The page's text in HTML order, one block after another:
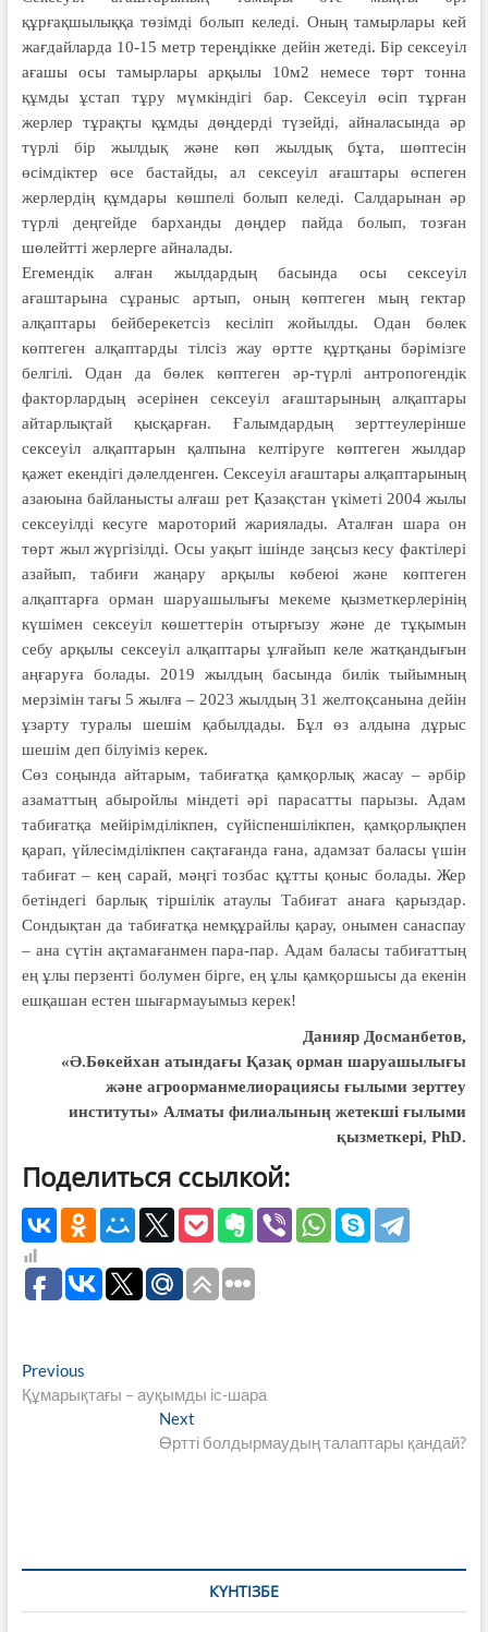
құрғақшылыққа төзімді болып келеді. Оның тамырлары кей
жағдайларда 10-15 метр тереңдікке дейін жетеді. Бір сексеуіл
ағашы осы тамырлары арқылы 10м2 немесе төрт тонна
құмды ұстап тұру мүмкіндігі бар. Сексеуіл өсіп тұрған
жерлер тұрақты құмды дөңдерді түзейді, айналасында әр
түрлі бір жылдық және көп жылдық бұта, шөптесін
өсімдіктер өсе бастайды, ал сексеуіл ағаштары өспеген
жерлердің құмдары көшпелі болып келеді. Салдарынан әр
түрлі деңгейде барханды дөңдер пайда болып, тозған
шөлейтті жерлерге айналады.
Егемендік алған жылдардың ба­сында осы сексеуіл
ағаштарына сұра­ныс артып, оның көптеген мың гектар
алқаптары бейберекетсіз кесіліп жойылды. Одан бөлек
көптеген алқаптарды тілсіз жау өртте құртқаны бәрі­мізге
белгілі. Одан да бөлек көп­теген әр-түрлі антропогендік
фактор­лар­дың әсерінен сексеуіл ағаштарының алқап­тары
айтарлықтай қысқарған. Ғалым­дардың зерттеулерінше
сексеуіл алқап­тарын қалпына келтіруге көп­теген жылдар
қажет екендігі дәлел­денген. Сексеуіл ағаштары алқап­тары­ның
азаюына байланысты алғаш рет Қазақстан үкіметі 2004 жылы
сексеуілді кесуге мароторий жария­лады. Аталған шара он
төрт жыл жүргізілді. Осы уақыт ішінде заңсыз кесу фактілері
азайып, табиғи жаңару арқылы көбеюі және көптеген
алқаптарға орман шаруашылығы мекеме қызметкерлерінің
күшімен сексеуіл көшеттерін отырғызу және де тұқымын
себу арқылы сексеуіл алқаптары ұлғайып келе жатқандығын
аңғаруға болады. 2019 жылдың басында билік тыйымның
мерзімін тағы 5 жылға – 2023 жылдың 31 желтоқсанына дейін
ұзарту туралы шешім қабылдады. Бұл өз алдына дұрыс
шешім деп білуіміз керек.
Сөз соңында айтарым, таби­ғат­қа қамқорлық жасау – әрбір
азамат­тың абыройлы міндеті әрі пара­сатты парызы. Адам
табиғатқа мейі­рімділікпен, сүйіспеншілікпен, қамқор­лықпен
қарап, үйлесімділікпен сақ­тағанда ғана, адамзат баласы үшін
табиғат – кең сарай, мәңгі тозбас құтты қо­ныс болады. Жер
бетіндегі барлық тір­шілік атаулы Табиғат анаға қарыздар.
Сондықтан да табиғатқа немқұрайлы қарау, онымен санаспау
– ана сүтін ақтамағанмен пара-пар. Адам баласы табиғаттың
ең ұлы перзенті болумен бірге, ең ұлы қамқоршысы да екенін
ешқашан естен шығармауымыз керек!
Данияр Досманбетов,
«Ә.Бөкейхан атындағы Қазақ орман шаруашылығы
және агроорманмелиорациясы ғылыми зерттеу
институты» Алматы филиалының жетекші ғылыми
қызметкері, PhD.
Поделиться ссылкой:
Навигация
по
PreviousPrevious
post:
Құмарықтағы – ауқымды іс-шара
Next
post:
Өртті болдырмаудың талаптары қандай?
КҮНТІЗБЕ